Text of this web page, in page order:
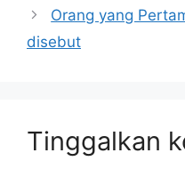
Orang yang
disebut
Tinggalkan